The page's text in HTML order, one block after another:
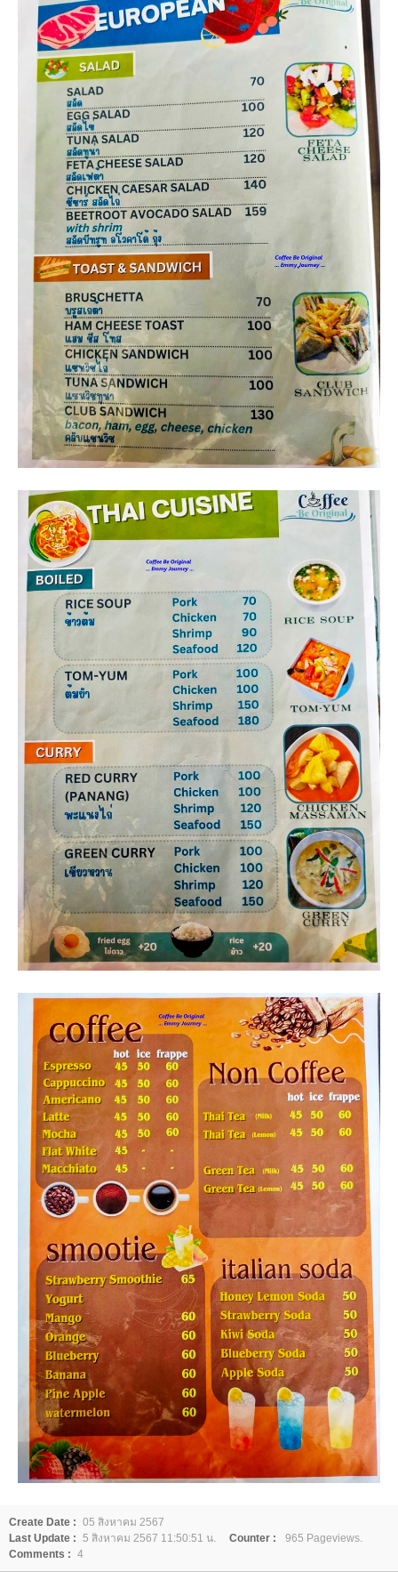
Create Date : 05 สิงหาคม 2567
Last Update : 5 สิงหาคม 2567 11:50:51 น. Counter :
965 Pageviews.
Comments : 4